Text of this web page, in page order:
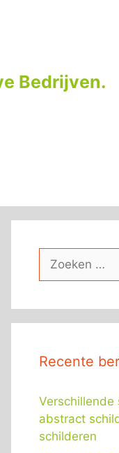
Bedrijven.
naar:
Recente
Verschillende
abstract
schilderen